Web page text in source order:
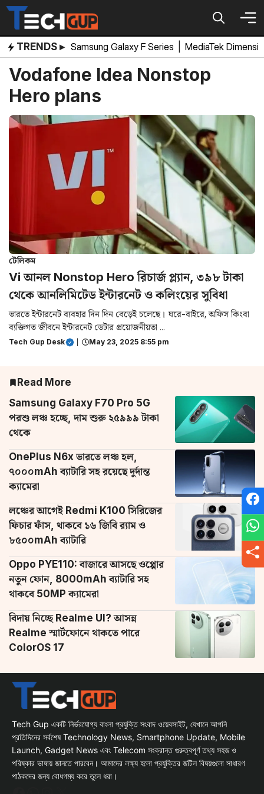
Skip
content
TRENDS ▸ Samsung Galaxy F Series MediaTek
Vodafone Idea Nonstop
Hero plans
টেলিকম
Vi আনল Nonstop Hero রিচার্জ প্ল্যান, ৩৯৮ টাকা
থেকে আনলিমিটেড ইন্টারনেট ও কলিংয়ের সুবিধা
ভারতে ইন্টারনেট ব্যবহার দিন দিন বেড়েই চলেছে। ঘরে-বাইরে, অফিস কিংবা
ব্যক্তিগত জীবনে ইন্টারনেট ডেটার প্রয়োজনীয়তা ...
Tech Gup Desk May 23, 2025 8:55 pm
Read More
Samsung Galaxy F70 Pro 5G
পরশু লঞ্চ হচ্ছে, দাম শুরু ২৫৯৯৯ টাকা
থেকে
OnePlus N6x ভারতে লঞ্চ হল,
৭০০০mAh ব্যাটারি সহ রয়েছে দুর্দান্ত
ক্যামেরা
লঞ্চের আগেই Redmi K100 সিরিজের
ফিচার ফাঁস, থাকবে ১৬ জিবি র‌্যাম ও
৮৫০০mAh ব্যাটারি
Oppo PYE110: বাজারে আসছে ওপ্পোর
নতুন ফোন, 8000mAh ব্যাটারি সহ
থাকবে 50MP ক্যামেরা
বিদায় নিচ্ছে Realme UI? আসন্ন
Realme স্মার্টফোনে থাকতে পারে
ColorOS 17
Tech Gup একটি নির্ভরযোগ্য বাংলা প্রযুক্তি সংবাদ ওয়েবসাইট, যেখানে আপনি
প্রতিদিনের সর্বশেষ Technology News, Smartphone Update, Mobile
Launch, Gadget News এবং Telecom সংক্রান্ত গুরুত্বপূর্ণ তথ্য সহজ ও
পরিষ্কার ভাষায় জানতে পারবেন। আমাদের লক্ষ্য হলো প্রযুক্তির জটিল বিষয়গুলো সাধারণ
পাঠকদের জন্য বোধগম্য করে তুলে ধরা।